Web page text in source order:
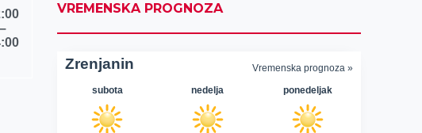
–
VREMENSKA PROGNOZA